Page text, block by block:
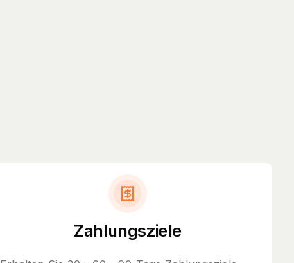
Zahlungsziele